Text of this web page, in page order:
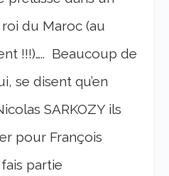
du Maroc (au
!!!)….. Beaucoup de
se disent qu’en
SARKOZY ils
pour François
fais partie